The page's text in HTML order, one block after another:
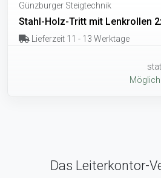
Günzburger Steigtechnik
Stahl-Holz-Tritt mit Lenkrollen
Lieferzeit 11 - 13 Werktage
Das Leiterkontor-